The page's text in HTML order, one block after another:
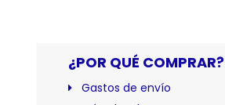
¿POR QUÉ COMPRAR?
Gastos de envío